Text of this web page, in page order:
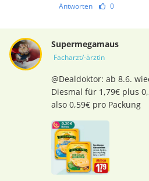
Antworten 0
Supermegamaus
Facharzt/-ärztin
@Dealdoktor: ab 8.6.
Diesmal für 1,79€ plus
also 0,59€ pro Packung